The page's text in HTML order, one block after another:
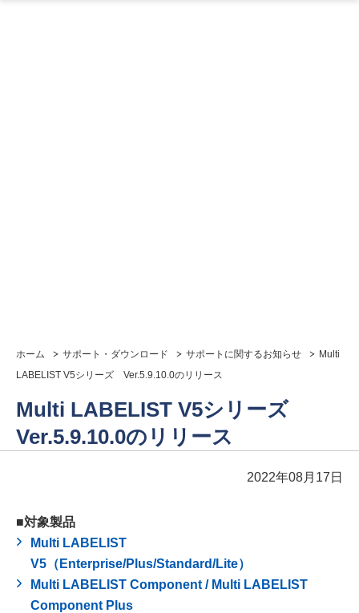
ホーム サポート・ダウンロード サポートに関するお知らせ
Multi
LABELIST V5シリーズ Ver.5.9.10.0のリリース
Multi LABELIST V5シリーズ
Ver.5.9.10.0のリリース
2022年08月17日
■対象製品
Multi LABELIST
V5（Enterprise/Plus/Standard/Lite）
Multi LABELIST Component / Multi LABELIST
Component Plus